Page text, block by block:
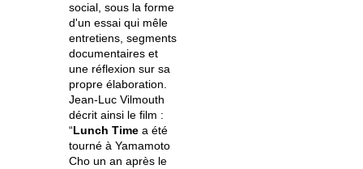
social, sous la forme
d'un essai qui mêle
entretiens, segments
documentaires et
une réflexion sur sa
propre élaboration.
Jean-Luc Vilmouth
décrit ainsi le film :
“Lunch Time a été
tourné à Yamamoto
Cho un an après le